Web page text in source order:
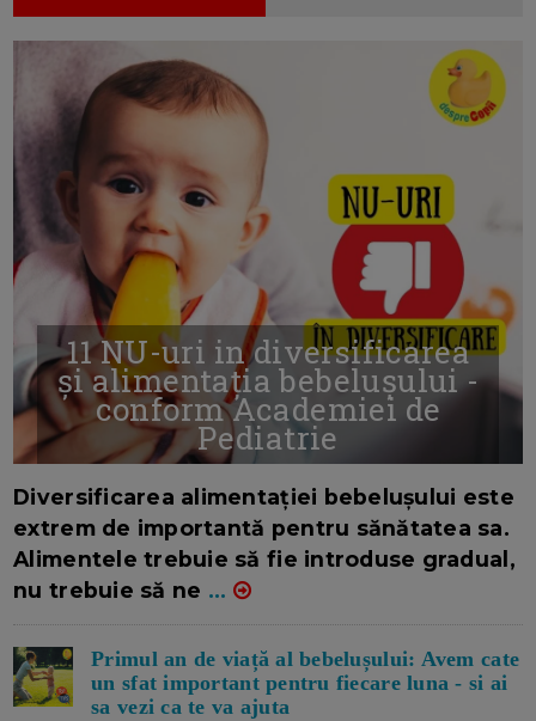
11 NU-uri in diversificarea
și alimentația bebelușului -
conform Academiei de
Pediatrie
Diversificarea alimentației bebelușului este
extrem de importantă pentru sănătatea sa.
Alimentele trebuie să fie introduse gradual,
nu trebuie să ne ...
Primul an de viață al bebelușului: Avem cate
un sfat important pentru fiecare luna - si ai
sa vezi ca te va ajuta